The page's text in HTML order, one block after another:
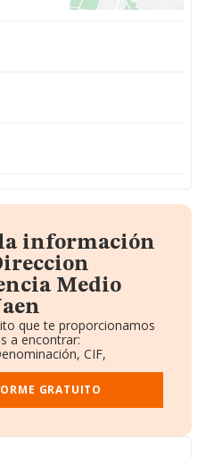
la información
Medio
que te proporcionamos
a encontrar:
CIF,
(BORME).
y Empleados.
y Administradores.
GRATUITO